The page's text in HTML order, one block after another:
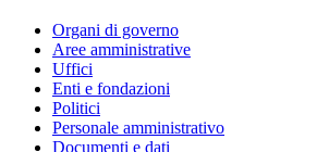
Organi di governo
Aree amministrative
Uffici
Enti e fondazioni
Politici
Personale amministrativo
Documenti e dati